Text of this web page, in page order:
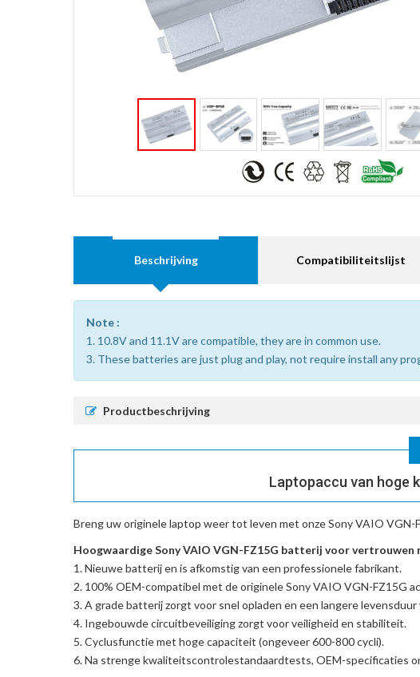
Beschrijving Compatibiliteitslijst
Note :
1. 10.8V and 11.1V are compatible, they are in common use.
3. These batteries are just plug and play, not require install any
Productbeschrijving
Laptopaccu van hoge
Breng uw originele laptop weer tot leven met onzeSony VAIO
Hoogwaardige Sony VAIO VGN-FZ15G batterij voor vertrouwen
Nieuwe batterij en is afkomstig van een professionele fabrikant.
100% OEM-compatibel met deoriginele Sony VAIO VGN-FZ15G
A grade batterij zorgt voor snel opladen en een langere
Ingebouwde circuitbeveiliging zorgt voor veiligheid en stabiliteit.
Cyclusfunctie met hoge capaciteit (ongeveer 600-800 cycli).
Na strenge kwaliteitscontrolestandaardtests, OEM-specificaties